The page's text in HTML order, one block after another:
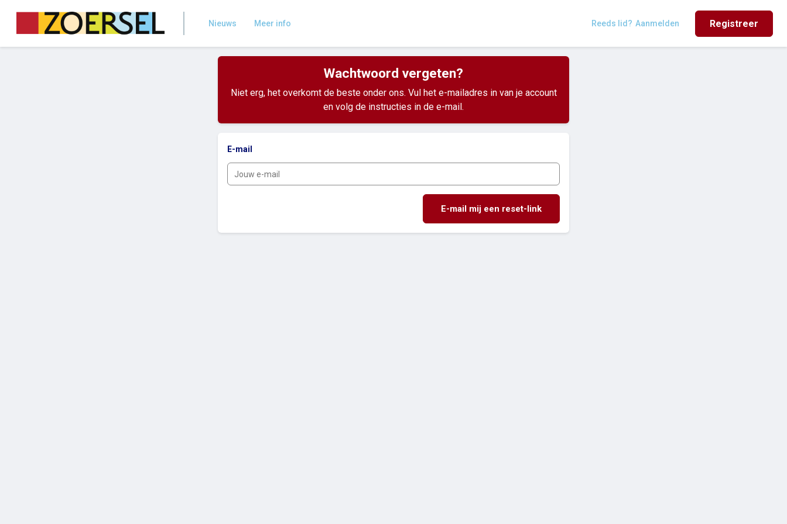
Nieuws Meer info Reeds lid? Aanmelden Registreer
Wachtwoord vergeten?
Niet erg, het overkomt de beste onder ons. Vul het e-mailadres in van je account
en volg de instructies in de e-mail.
E-mail
E-mail mij een reset-link